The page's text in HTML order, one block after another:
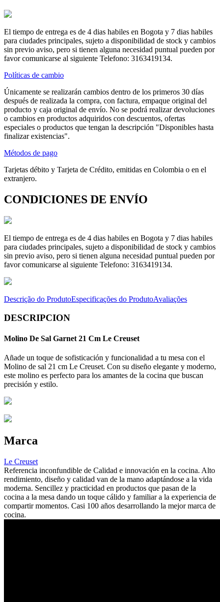
El tiempo de entrega es de 4 dias habiles en Bogota y 7 dias habiles
para ciudades principales, sujeto a disponibilidad de stock y cambios
sin previo aviso, pero si tienen alguna necesidad puntual pueden por
favor comunicarse al siguiente Telefono: 3163419134.
Políticas de cambio
Únicamente se realizarán cambios dentro de los primeros 30 días
después de realizada la compra, con factura, empaque original del
producto y caja original de envío. No se podrá realizar devoluciones
o cambios en productos adquiridos con descuentos, ofertas
especiales o productos que tengan la descripción "Disponibles hasta
finalizar existencias".
Métodos de pago
Tarjetas débito y Tarjeta de Crédito, emitidas en Colombia o en el
extranjero.
CONDICIONES DE ENVÍO
El tiempo de entrega es de 4 dias habiles en Bogota y 7 dias habiles
para ciudades principales, sujeto a disponibilidad de stock y cambios
sin previo aviso, pero si tienen alguna necesidad puntual pueden por
favor comunicarse al siguiente Telefono: 3163419134.
Descrição do ProdutoEspecificações do ProdutoAvaliações
DESCRIPCION
Molino De Sal Garnet 21 Cm Le Creuset
Añade un toque de sofisticación y funcionalidad a tu mesa con el
Molino de sal 21 cm Le Creuset. Con su diseño elegante y moderno,
este molino es perfecto para los amantes de la cocina que buscan
precisión y estilo.
Marca
Le Creuset
Referencia inconfundible de Calidad e innovación en la cocina. Alto
rendimiento, diseño y calidad van de la mano adaptándose a la vida
moderna. Sencillez y practicidad en productos que pasan de la
cocina a la mesa dando un toque cálido y familiar a la experiencia de
compartir momentos. Casi 100 años desarrollando la mejor marca de
cocina.